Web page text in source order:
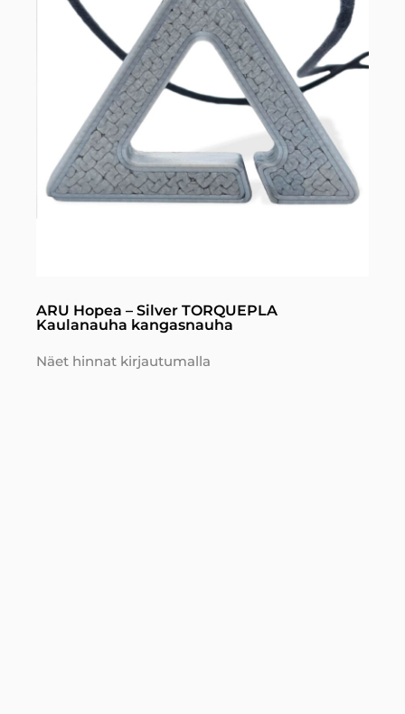
ARU Hopea – Silver TORQUEPLA
Kaulanauha kangasnauha
Näet hinnat kirjautumalla